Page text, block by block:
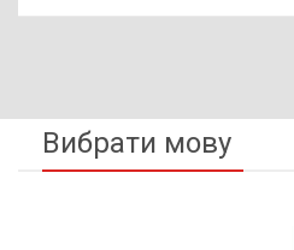
Вибрати мову